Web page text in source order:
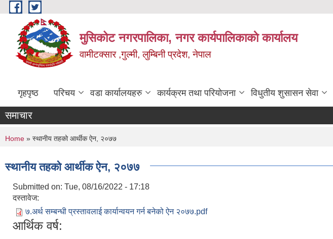
Skip to main content
मुसिकोट नगरपालिका, नगर कार्यपालिकाकाे कार्यालय
वामीटक्सार ,गुल्मी, लुम्बिनी प्रदेश, नेपाल
गृहपृष्ठ परिचय वडा कार्यालयहरु कार्यक्रम तथा परियोजना विधुतीय शुसासन सेवा
समाचार
You are here
Home » स्थानीय तहको आर्थीक ऐन, २०७७
स्थानीय तहको आर्थीक ऐन, २०७७
Submitted on: Tue, 08/16/2022 - 17:18
दस्तावेज:
७.अर्थ सम्बन्धी प्रस्तावलाई कार्यान्वयन गर्न बनेको ऐन २०७७.pdf
आर्थिक वर्ष: